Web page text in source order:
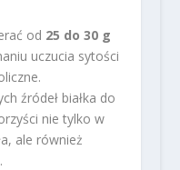
od 25 do 30 g
uczucia sytości
źródeł białka do
nie tylko w
ale również